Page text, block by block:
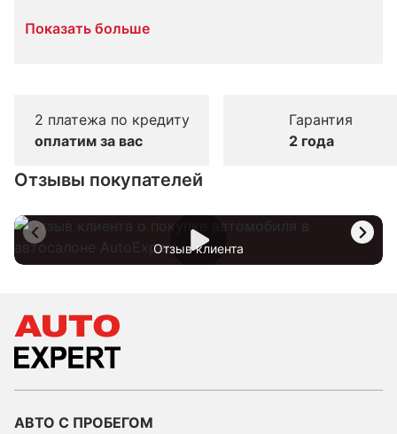
Показать больше
2 платежа по кредиту
оплатим за вас
Гарантия
2 года
Отзывы покупателей
Отзыв клиента
АВТО С ПРОБЕГОМ